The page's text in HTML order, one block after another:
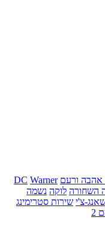
אהבה ורעם DC Warner
השחורה לוקה נשמה
צ'י שירות סטרימינג
2